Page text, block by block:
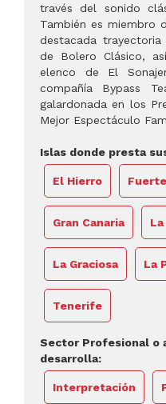
través del sonido
También es miembro
destacada
de Bolero Clásico,
elenco de El
compañía Bypass
galardonada en los
Mejor Espectáculo
Islas donde presta
El Hierro
Gran Canaria
La Graciosa La
Tenerife
Sector Profesional o
desarrolla:
Interpretación